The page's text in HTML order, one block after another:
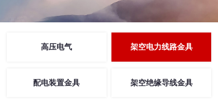
高压电气 架空电力线路金具
配电装置金具 架空绝缘导线金具